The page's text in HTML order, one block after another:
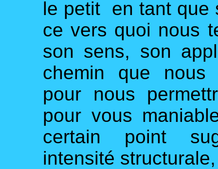
le petit en tant que
ce vers quoi nous
son sens, son
chemin que nous
pour nous
pour vous
certain point
intensité